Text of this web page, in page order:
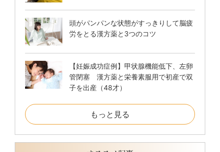
頭がパンパンな状態がすっきりして脳疲
労をとる漢方薬と3つのコツ
【妊娠成功症例】甲状腺機能低下、左卵
管閉塞 漢方薬と栄養素服用で初産で双
子を出産（48才）
もっと見る